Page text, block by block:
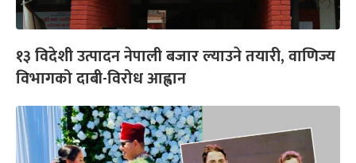
१३ विदेशी उत्पादन नेपाली बजार ल्याउने तयारी, वाणिज्य
विभागको दाबी-विरोध आह्वान